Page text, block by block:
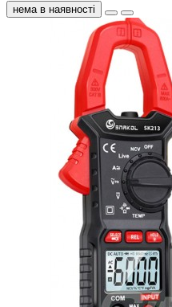
нема в наявності